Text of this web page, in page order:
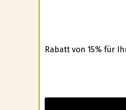
Rabatt von 15% für